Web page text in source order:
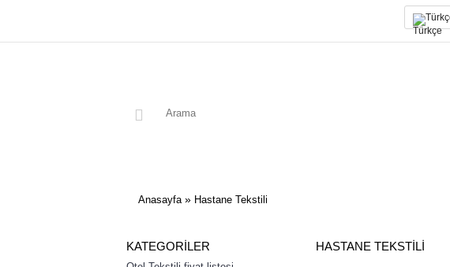
Anasayfa » Hastane Tekstili
KATEGORILER HASTANE TEKSTILI